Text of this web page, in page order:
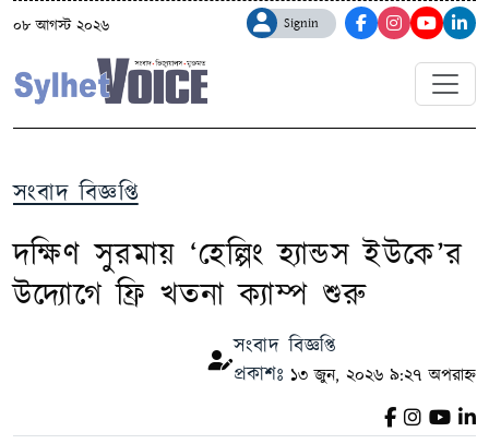
০৮ আগস্ট ২০২৬ Signin
সংবাদ বিজ্ঞপ্তি
দক্ষিণ সুরমায় ‘হেল্পিং হ্যান্ডস ইউকে’র
উদ্যোগে ফ্রি খতনা ক্যাম্প শুরু
সংবাদ বিজ্ঞপ্তি
প্রকাশঃ ১৩ জুন, ২০২৬ ৯:২৭ অপরাহ্ন